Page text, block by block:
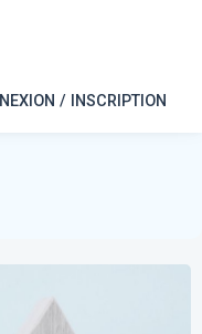
/ INSCRIPTION